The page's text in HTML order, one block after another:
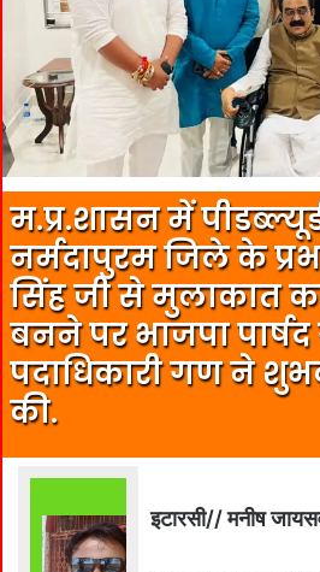
म.प्र.शासन में
नर्मदापुरम जिले के
सिंह जी से मुलाकात कर
बनने पर भाजपा
पदाधिकारी गण ने
की.
इटारसी// मनीष